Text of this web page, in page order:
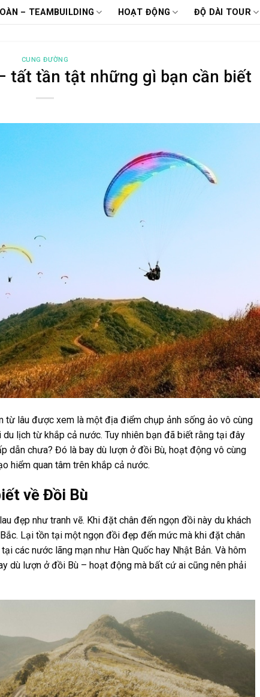
– TEAMBUILDING HOẠT ĐỘNG ĐỘ DÀI TOUR
CUNG ĐƯỜNG
tất tần tật những gì bạn cần biết
lâu được xem là một địa điểm chụp ảnh sống ảo vô cùng
lịch từ khắp cả nước. Tuy nhiên bạn đã biết rằng tại đây
dẫn chưa? Đó là bay dù lượn ở đồi Bù, hoạt động vô cùng
hiểm quan tâm trên khắp cả nước.
về Đồi Bù
đẹp như tranh vẽ. Khi đặt chân đến ngọn đồi này du khách
Lại tồn tại một ngọn đồi đẹp đến mức mà khi đặt chân
các nước lãng mạn như Hàn Quốc hay Nhật Bản. Và hôm
dù lượn ở đồi Bù – hoạt động mà bất cứ ai cũng nên phải